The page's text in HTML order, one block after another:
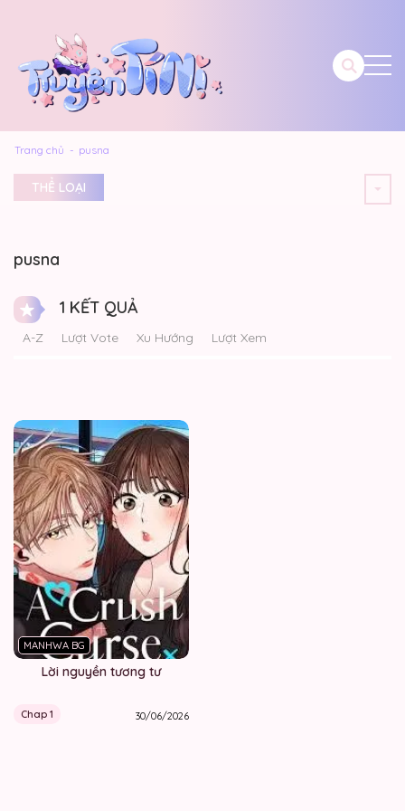
Trang chủ pusna
THỂ LOẠI
pusna
1 KẾT QUẢ
A-Z Lượt Vote Xu Hướng Lượt Xem
MANHWA BG
Lời nguyền tương tư
Chap 1 30/06/2026